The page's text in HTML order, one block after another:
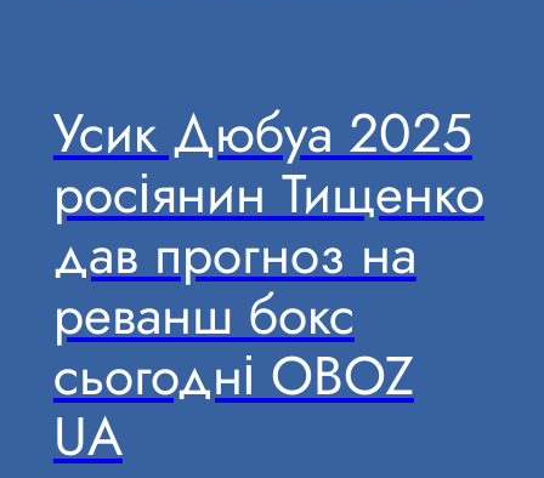
Усик Дюбуа 2025
росіянин Тищенко
дав прогноз на
реванш бокс
сьогодні OBOZ
UA